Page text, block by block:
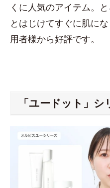
くに人気のアイテム。
とはじけてすぐに肌に
用者様から好評です。
「ユードット」